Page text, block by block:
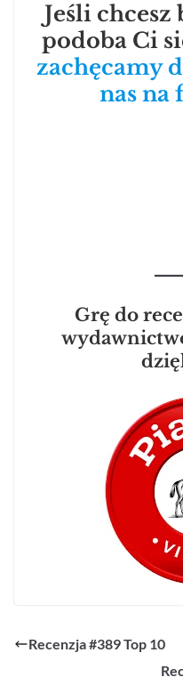
Jeśli chcesz
podoba Ci
zachęcamy
nas na
Grę do
Recenzja #389 Top 10